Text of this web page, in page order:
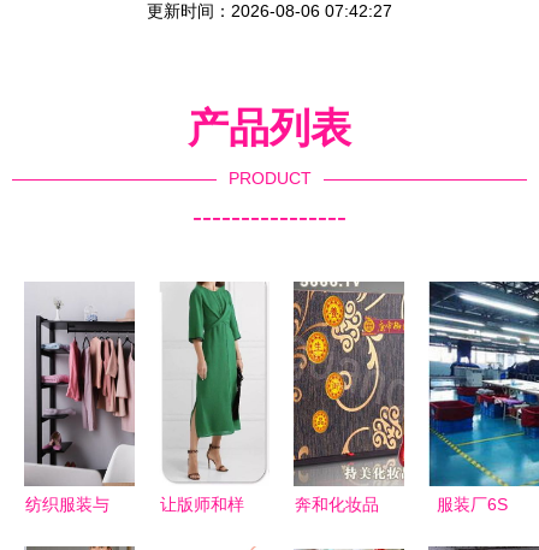
更新时间：2026-08-06 07:42:27
产品列表
PRODUCT
----------------
纺织服装与
让版师和样
奔和化妆品
服装厂6S